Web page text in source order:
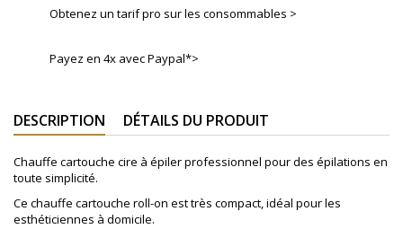
Obtenez un tarif pro sur les consommables >
Payez en 4x avec Paypal*>
DESCRIPTION DÉTAILS DU PRODUIT
Chauffe cartouche cire à épiler professionnel pour des épilations en
toute simplicité.
Ce chauffe cartouche roll-on est très compact, idéal pour les
esthéticiennes à domicile.